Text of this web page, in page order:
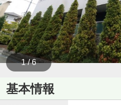
1 / 6
基本情報